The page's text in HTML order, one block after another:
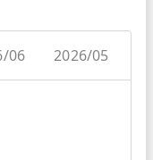
06 2026/05